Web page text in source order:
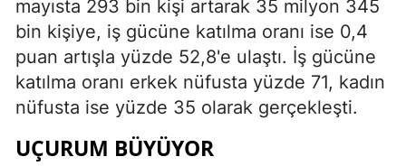
mayısta 293 bin kişi artarak 35 milyon 345
bin kişiye, iş gücüne katılma oranı ise 0,4
puan artışla yüzde 52,8'e ulaştı. İş gücüne
katılma oranı erkek nüfusta yüzde 71, kadın
nüfusta ise yüzde 35 olarak gerçekleşti.
UÇURUM BÜYÜYOR